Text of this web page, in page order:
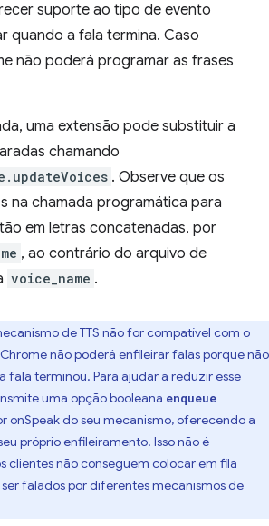
suporte ao tipo de evento
quando a fala termina. Caso
não poderá programar as frases
uma extensão pode substituir a
chamando
. Observe que os
na chamada programática para
em letras concatenadas, por
, ao contrário do arquivo de
voice_name .
de TTS não for compatível com o
Chrome não poderá enfileirar falas porque não
fala terminou. Para ajudar a reduzir esse
uma opção booleana enqueue
onSpeak do seu mecanismo, oferecendo a
próprio enfileiramento. Isso não é
clientes não conseguem colocar em fila
falados por diferentes mecanismos de